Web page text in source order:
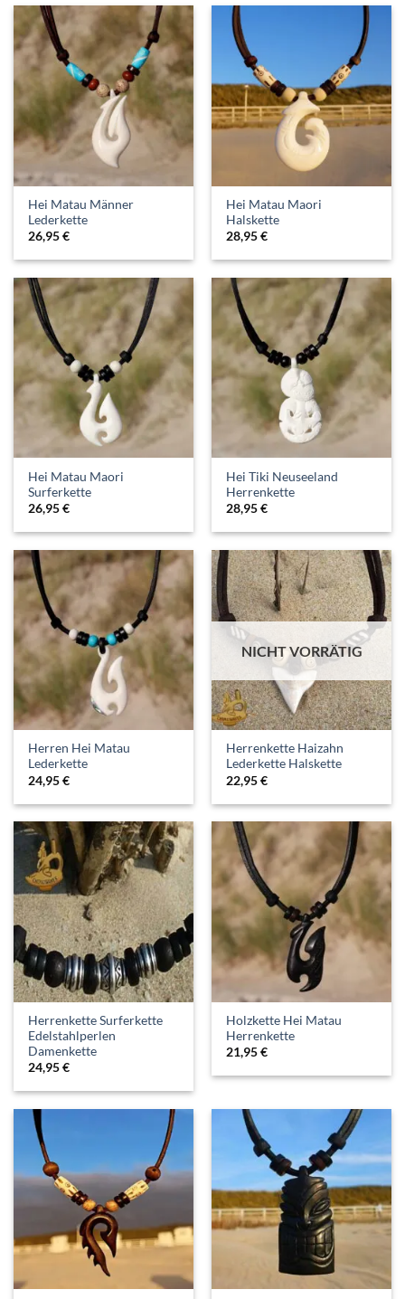
Hei Matau Männer
Lederkette
26,95€
Hei Matau Maori
Halskette
28,95€
Hei Matau Maori
Surferkette
26,95€
Hei Tiki Neuseeland
Herrenkette
28,95€
Herren Hei Matau
Lederkette
24,95€
NICHT VORRÄTIG
Herrenkette Haizahn
Lederkette Halskette
22,95€
Herrenkette Surferkette
Edelstahlperlen
Damenkette
24,95€
Holzkette Hei Matau
Herrenkette
21,95€